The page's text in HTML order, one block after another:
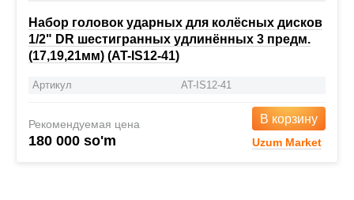
Набор головок ударных для колёсных дисков
1/2" DR шестигранных удлинённых 3 предм.
(17,19,21мм) (AT-IS12-41)
Артикул AT-IS12-41
Рекомендуемая цена
180 000 so'm
В корзину
Uzum Market